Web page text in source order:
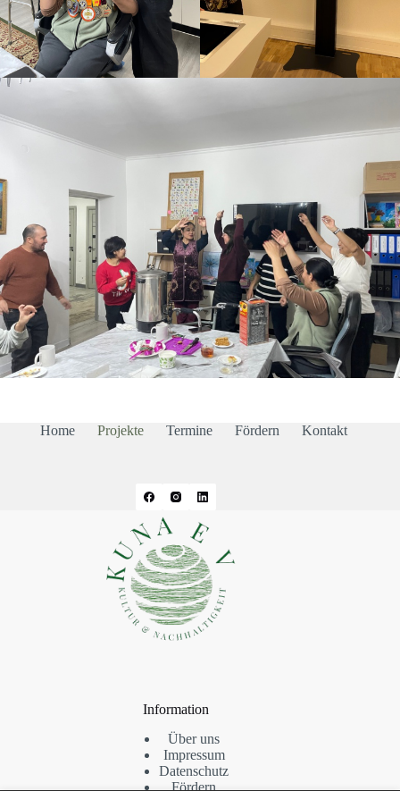
Home Projekte Termine Fördern Kontakt
Information
Über uns
Impressum
Datenschutz
Fördern